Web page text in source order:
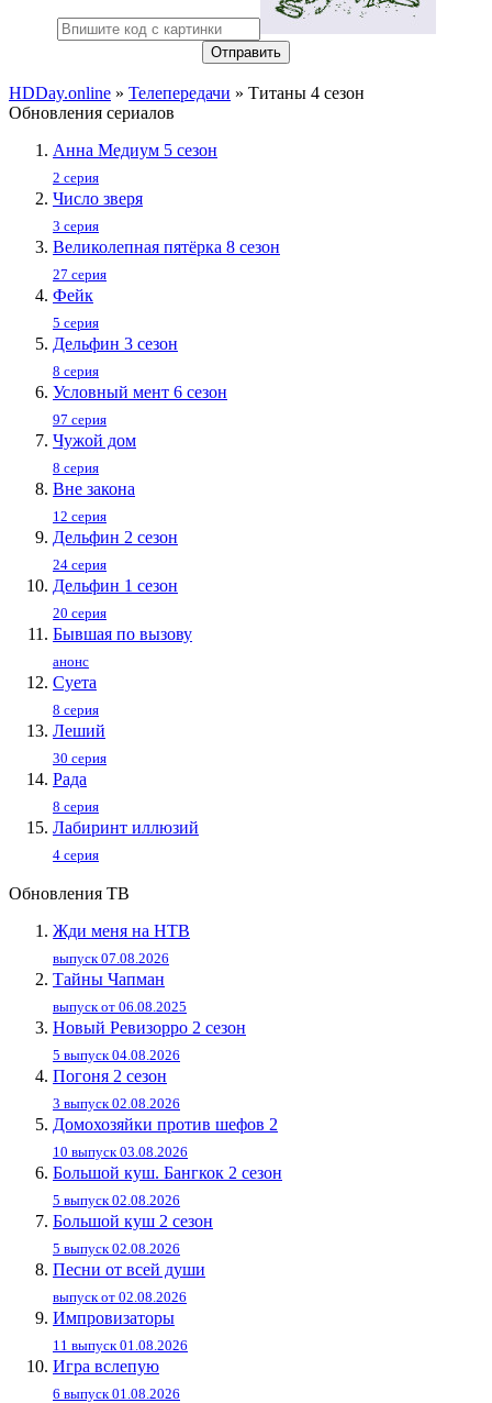
Отправить
HDDay.online » Телепередачи » Титаны 4 сезон
Обновления сериалов
Анна Медиум 5 сезон
2 серия
Число зверя
3 серия
Великолепная пятёрка 8 сезон
27 серия
Фейк
5 серия
Дельфин 3 сезон
8 серия
Условный мент 6 сезон
97 серия
Чужой дом
8 серия
Вне закона
12 серия
Дельфин 2 сезон
24 серия
Дельфин 1 сезон
20 серия
Бывшая по вызову
анонс
Суета
8 серия
Леший
30 серия
Рада
8 серия
Лабиринт иллюзий
4 серия
Обновления ТВ
Жди меня на НТВ
выпуск 07.08.2026
Тайны Чапман
выпуск от 06.08.2025
Новый Ревизорро 2 сезон
5 выпуск 04.08.2026
Погоня 2 сезон
3 выпуск 02.08.2026
Домохозяйки против шефов 2
10 выпуск 03.08.2026
Большой куш. Бангкок 2 сезон
5 выпуск 02.08.2026
Большой куш 2 сезон
5 выпуск 02.08.2026
Песни от всей души
выпуск от 02.08.2026
Импровизаторы
11 выпуск 01.08.2026
Игра вслепую
6 выпуск 01.08.2026